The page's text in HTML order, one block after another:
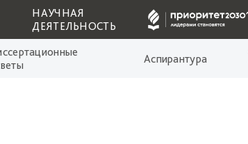
НАУЧНАЯ
ДЕЯТЕЛЬНОСТЬ
Аспирантура